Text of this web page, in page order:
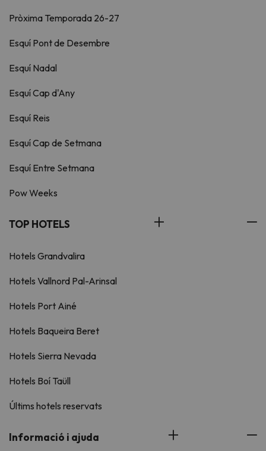
Pròxima Temporada 26-27
Esquí Pont de Desembre
Esquí Nadal
Esquí Cap d'Any
Esquí Reis
Esquí Cap de Setmana
Esquí Entre Setmana
Pow Weeks
TOP HOTELS
Hotels Grandvalira
Hotels Vallnord Pal-Arinsal
Hotels Port Ainé
Hotels Baqueira Beret
Hotels Sierra Nevada
Hotels Boí Taüll
Últims hotels reservats
Informació i ajuda